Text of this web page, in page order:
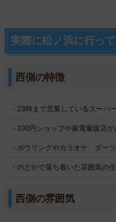
実際に松ノ浜に行っ
西側の特徴
・23時まで営業しているスーパ
・100円ショップや家電量販店が
・ボウリングやカラオケ、ダー
・のどかで落ち着いた雰囲気の
西側の雰囲気